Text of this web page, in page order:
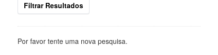
Filtrar Resultados
Por favor tente uma nova pesquisa.